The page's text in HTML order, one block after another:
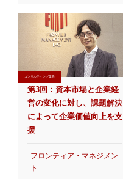
コンサルティング業界
第3回：資本市場と企業経
営の変化に対し、課題解決
によって企業価値向上を支
援
フロンティア・マネジメン
ト